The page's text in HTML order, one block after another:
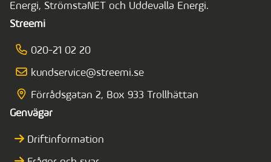
Energi, StrömstaNET och Uddevalla Energi.
Streemi
020-21 02 20
kundservice@streemi.se
Förrådsgatan 2, Box 933 Trollhättan
Genvägar
Driftinformation